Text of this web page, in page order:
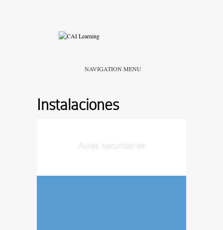
NAVIGATION MENU
Instalaciones
Aulas secundarias